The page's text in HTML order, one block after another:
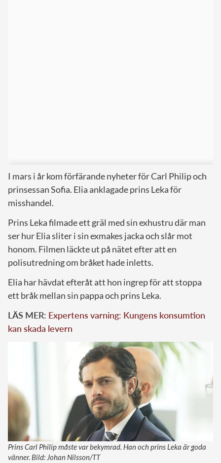
I mars i år kom förfärande nyheter för Carl Philip och
prinsessan Sofia. Elia anklagade prins Leka för
misshandel.
Prins Leka filmade ett gräl med sin exhustru där man
ser hur Elia sliter i sin exmakes jacka och slår mot
honom. Filmen läckte ut på nätet efter att en
polisutredning om bråket hade inletts.
Elia har hävdat efteråt att hon ingrep för att stoppa
ett bråk mellan sin pappa och prins Leka.
LÄS MER: Expertens varning: Kungens konsumtion
kan skada levern
Prins Carl Philip måste var bekymrad. Han och prins Leka är goda
vänner. Bild: Johan Nilsson/TT